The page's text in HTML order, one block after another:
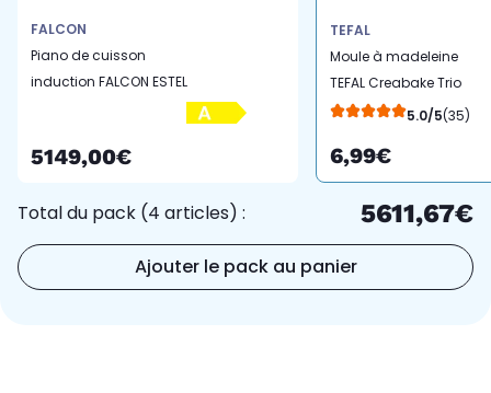
FALCON
Piano de cuisson
induction FALCON ESTEL
5149,00€
TEFAL
Moule à madeleine
TEFAL Creabake Trio
madeleines 8.3 x 6.5
5.0/5(35)
6,99€
Total du pack (4 articles) : 5611,67€
Ajouter le pack au panier